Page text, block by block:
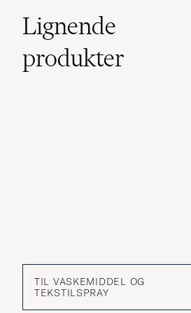
Lignende
produkter
TIL VASKEMIDDEL OG
TEKSTILSPRAY